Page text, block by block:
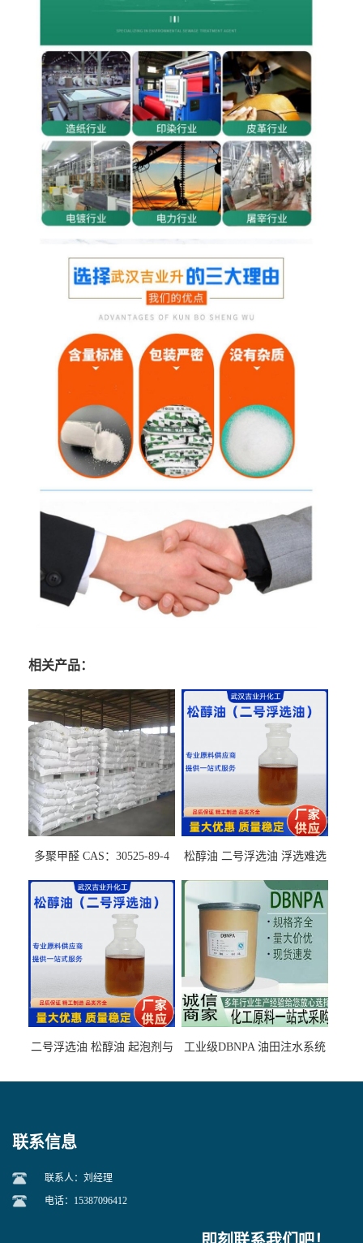
相关产品：
多聚甲醛 CAS：30525-89-4
松醇油 二号浮选油 浮选难选
石墨矿
二号浮选油 松醇油 起泡剂与
工业级DBNPA 油田注水系统
联系信息
联系人：刘经理
电话：15387096412